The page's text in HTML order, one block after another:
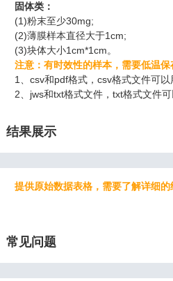
固体类：
(1)粉末至少30mg;
(2)薄膜样本直径大于1cm;
(3)块体大小1cm*1cm。
注意：有时效性的样本，需要低温保
1、csv和pdf格式，csv格式文件可以
2、jws和txt格式文件，txt格式文件可
结果展示
提供原始数据表格，需要了解详细的
常见问题